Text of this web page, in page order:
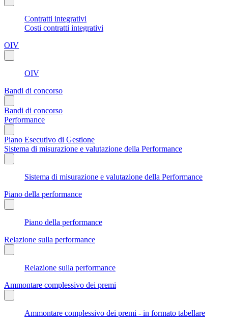
Contratti integrativi
Costi contratti integrativi
OIV
OIV
Bandi di concorso
Bandi di concorso
Performance
Piano Esecutivo di Gestione
Sistema di misurazione e valutazione della Performance
Sistema di misurazione e valutazione della Performance
Piano della performance
Piano della performance
Relazione sulla performance
Relazione sulla performance
Ammontare complessivo dei premi
Ammontare complessivo dei premi - in formato tabellare